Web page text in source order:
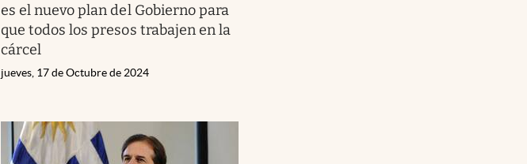
es el nuevo plan del Gobierno para
que todos los presos trabajen en la
cárcel
jueves, 17 de Octubre de 2024